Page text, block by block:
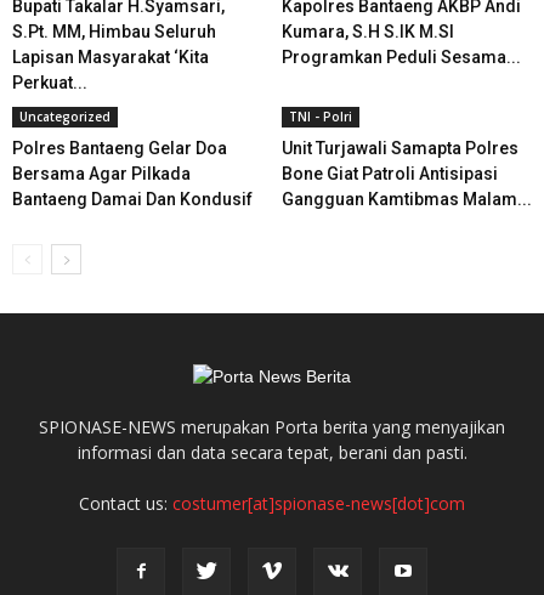
Bupati Takalar H.Syamsari,
S.Pt. MM, Himbau Seluruh
Lapisan Masyarakat ‘Kita
Perkuat...
Kapolres Bantaeng AKBP Andi
Kumara, S.H S.IK M.SI
Programkan Peduli Sesama...
Uncategorized
Polres Bantaeng Gelar Doa
Bersama Agar Pilkada
Bantaeng Damai Dan Kondusif
TNI - Polri
Unit Turjawali Samapta Polres
Bone Giat Patroli Antisipasi
Gangguan Kamtibmas Malam...
SPIONASE-NEWS merupakan Porta berita yang menyajikan
informasi dan data secara tepat, berani dan pasti.
Contact us: costumer[at]spionase-news[dot]com